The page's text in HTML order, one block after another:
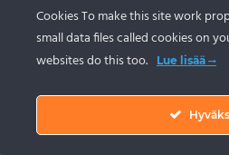
https://www.visitestonia.com/fi
Cookies To make this site work
small data files called cookies on
websites do this too.
Lue lisää